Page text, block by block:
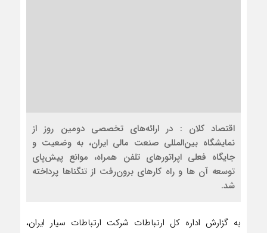
اقتصاد کلان : در ارائه‌های تخصصی دومین روز از
نمایشگاه بین‌المللی صنعت مالی ایران، به وضعیت و
جایگاه فعلی اپراتورهای تلفن همراه، موانع پیش‌پای
توسعه آن ها و راه کارهای برون‌رفت از تنگناها پرداخته
شد.
به گزارش اداره کل ارتباطات شرکت ارتباطات سیار ایران،